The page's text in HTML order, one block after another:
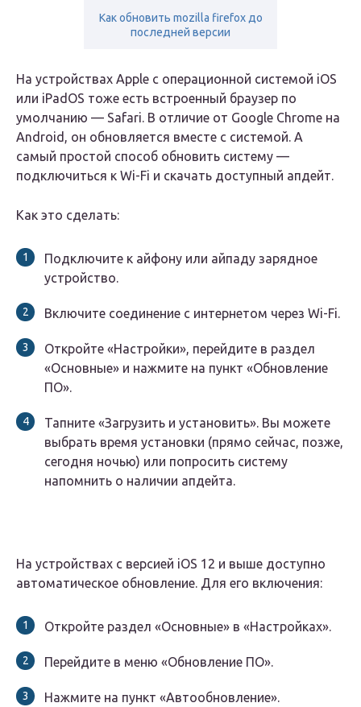
Как обновить mozilla firefox до
последней версии
На устройствах Apple с операционной системой iOS
или iPadOS тоже есть встроенный браузер по
умолчанию — Safari. В отличие от Google Chrome на
Android, он обновляется вместе с системой. А
самый простой способ обновить систему —
подключиться к Wi-Fi и скачать доступный апдейт.
Как это сделать:
Подключите к айфону или айпаду зарядное
устройство.
Включите соединение с интернетом через Wi-Fi.
Откройте «Настройки», перейдите в раздел
«Основные» и нажмите на пункт «Обновление
ПО».
Тапните «Загрузить и установить». Вы можете
выбрать время установки (прямо сейчас, позже,
сегодня ночью) или попросить систему
напомнить о наличии апдейта.
На устройствах с версией iOS 12 и выше доступно
автоматическое обновление. Для его включения:
Откройте раздел «Основные» в «Настройках».
Перейдите в меню «Обновление ПО».
Нажмите на пункт «Автообновление».